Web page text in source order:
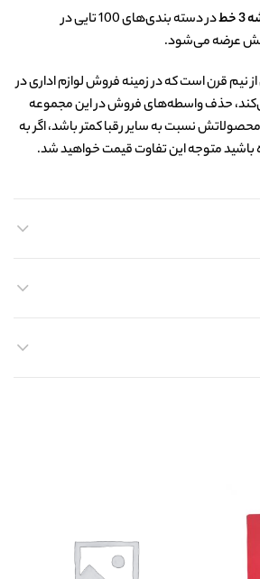
خط
در دسته بندی‌های 100 تایی در
عرضه می‌شود.
قرن است که در زمینه فروش لوازم اداری در
می‌کند، حذف واسطه‌های فروش در این مجموعه
نسبت به سایر رقبا کمتر باشد، اگر به
متوجه این تفاوت قیمت خواهید شد.